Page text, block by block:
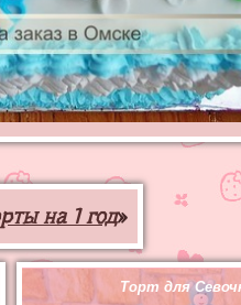
на 1 год»
Торт для